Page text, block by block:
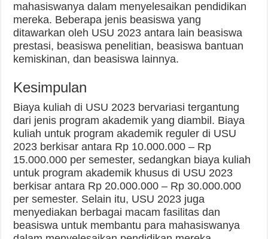
mahasiswanya dalam menyelesaikan pendidikan
mereka. Beberapa jenis beasiswa yang
ditawarkan oleh USU 2023 antara lain beasiswa
prestasi, beasiswa penelitian, beasiswa bantuan
kemiskinan, dan beasiswa lainnya.
Kesimpulan
Biaya kuliah di USU 2023 bervariasi tergantung
dari jenis program akademik yang diambil. Biaya
kuliah untuk program akademik reguler di USU
2023 berkisar antara Rp 10.000.000 – Rp
15.000.000 per semester, sedangkan biaya kuliah
untuk program akademik khusus di USU 2023
berkisar antara Rp 20.000.000 – Rp 30.000.000
per semester. Selain itu, USU 2023 juga
menyediakan berbagai macam fasilitas dan
beasiswa untuk membantu para mahasiswanya